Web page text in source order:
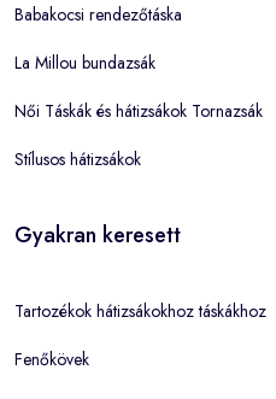
Babakocsi rendezőtáska
La Millou bundazsák
Női Táskák és hátizsákok Tornazsák
Stílusos hátizsákok
Gyakran keresett
Tartozékok hátizsákokhoz táskákhoz
Fenőkövek